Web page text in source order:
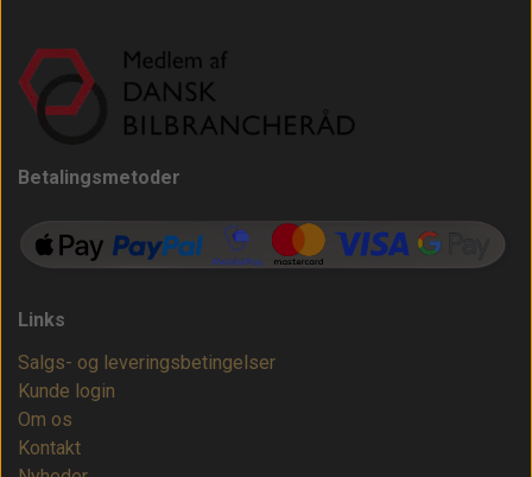
Betalingsmetoder
Links
Salgs- og leveringsbetingelser
Kunde login
Om os
Kontakt